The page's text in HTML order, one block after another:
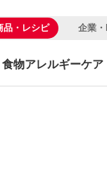
品・レシピ 企業
食物アレルギーケア